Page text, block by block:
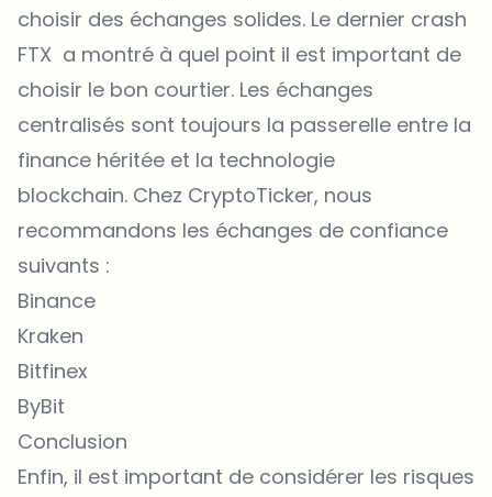
choisir des échanges solides. Le dernier crash
FTX a montré à quel point il est important de
choisir le bon courtier. Les échanges
centralisés sont toujours la passerelle entre la
finance héritée et la technologie
blockchain. Chez CryptoTicker, nous
recommandons les échanges de confiance
suivants :
Binance
Kraken
Bitfinex
ByBit
Conclusion
Enfin, il est important de considérer les risques